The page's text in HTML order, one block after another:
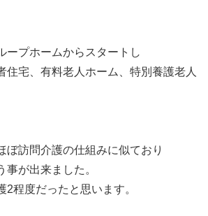
ープホームからスタートし
住宅、有料老人ホーム、特別養護老人
ぼ訪問介護の仕組みに似ており
事が出来ました。
2程度だったと思います。